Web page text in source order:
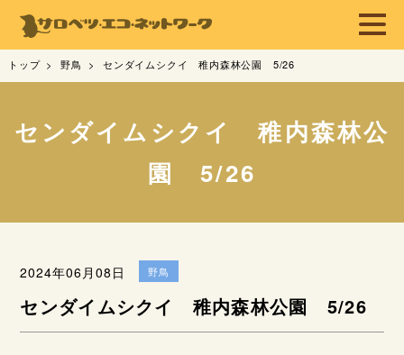
トップ 野鳥 センダイムシクイ 稚内森林公園 5/26
センダイムシクイ 稚内森林公
園 5/26
2024年06月08日 野鳥
センダイムシクイ 稚内森林公園 5/26